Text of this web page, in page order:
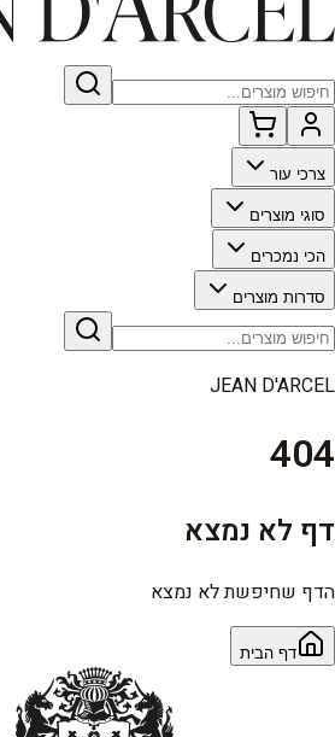
צרכי עור
סוגי מוצרים
הכי נמכרים
סדרות מוצרים
JEAN D'ARCEL
404
דף לא נמצא
הדף שחיפשת לא נמצא
דף הבית